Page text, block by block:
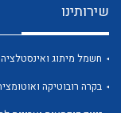
שירותינו
חשמל מיתוג
בקרה רובוטיקה